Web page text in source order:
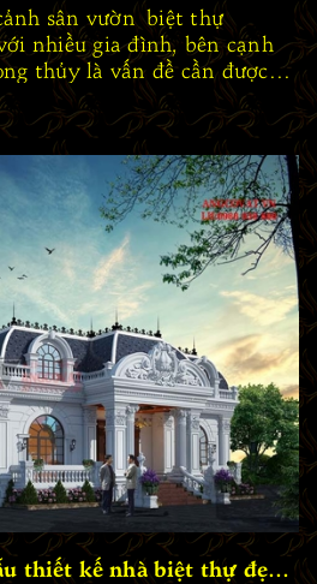
sân vườn biệt thự
nhiều gia đình, bên cạnh
thủy là vấn đề cần được
đình có điều kiện thiết ...
Angcovat.vn các mẫu thiết kế nhà biệt thự đẹp 2015